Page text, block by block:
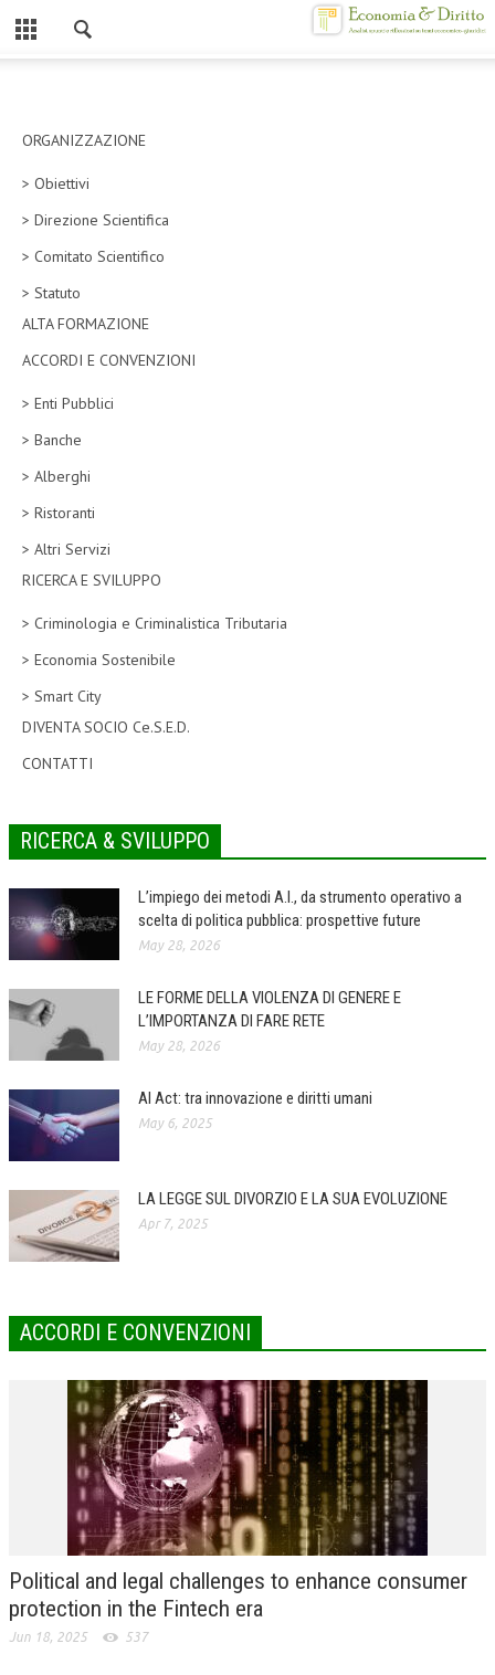
CHI SIAMO
MISSION
CONTATTI
ATTO COSTITUTIVO E STATUTO
ORGANIZZAZIONE
OBIETTIVI
DIREZIONE SCIENTIFICA
ALTA FORMAZIONE
LA RIVISTA
COMITATO EDITORIALE
PEER REVIEW
CODICE ETICO
AUTORI
COLLABORA CON NOI
CORPORATE SOCIAL RESPONSIBILITY
INTERNAZIONALIZZAZIONE
HUMAN RESOURCES
MARKETING
RISK MANAGEMENT
SVILUPPO SOSTENIBILE
PERSONA E CITTÀ
L’UMANISTA
DIRITTO PENALE D’IMPRESA
DIRITTO DEL LAVORO
ORGANIZZAZIONE
> Obiettivi
> Direzione Scientifica
> Comitato Scientifico
> Statuto
ALTA FORMAZIONE
ACCORDI E CONVENZIONI
> Enti Pubblici
> Banche
> Alberghi
> Ristoranti
> Altri Servizi
RICERCA E SVILUPPO
> Criminologia e Criminalistica Tributaria
> Economia Sostenibile
> Smart City
DIVENTA SOCIO Ce.S.E.D.
CONTATTI
RICERCA & SVILUPPO
L’impiego dei metodi A.I., da strumento operativo a
scelta di politica pubblica: prospettive future
May 28, 2026
LE FORME DELLA VIOLENZA DI GENERE E
L’IMPORTANZA DI FARE RETE
May 28, 2026
AI Act: tra innovazione e diritti umani
May 6, 2025
LA LEGGE SUL DIVORZIO E LA SUA EVOLUZIONE
Apr 7, 2025
ACCORDI E CONVENZIONI
Political and legal challenges to enhance consumer
protection in the Fintech era
Jun 18, 2025 537